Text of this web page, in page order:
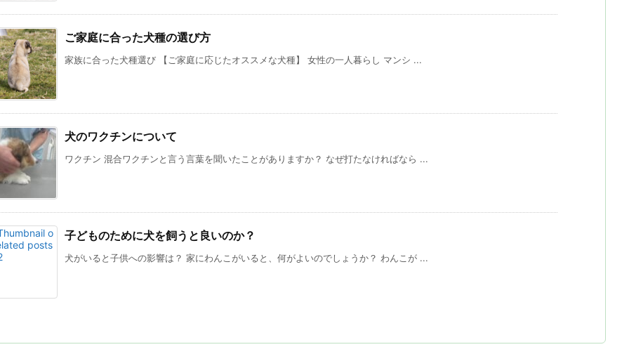
ご家庭に合った犬種の選び方
家族に合った犬種選び 【ご家庭に応じたオススメな犬種】 女性の一人暮らし マンシ ...
犬のワクチンについて
ワクチン 混合ワクチンと言う言葉を聞いたことがありますか？ なぜ打たなければなら ...
子どものために犬を飼うと良いのか？
犬がいると子供への影響は？ 家にわんこがいると、何がよいのでしょうか？ わんこが ...